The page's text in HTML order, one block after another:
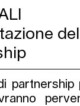
partnership